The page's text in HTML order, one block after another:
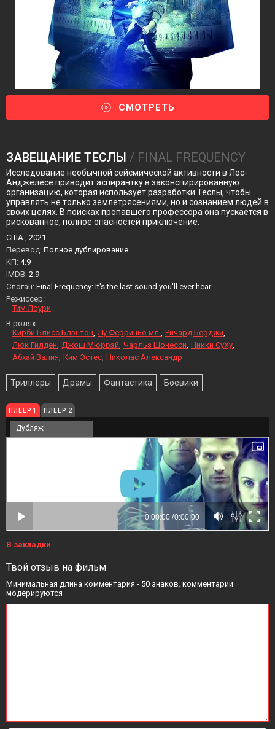
СМОТРЕТЬ
ЗАВЕЩАНИЕ ТЕСЛЫ / FINAL FREQUENCY
Исследование необычной сейсмической активности в Лос-
Анджелесе приводит аспирантку в законспирированную
организацию, которая использует разработки Теслы, чтобы
управлять не только землетрясениями, но и сознанием людей в
своих целях. В поисках пропавшего профессора она пускается в
рискованное, полное опасностей приключение.
США , 2021
Перевод: Полное дублирование
KП: 4.9
IMDB: 2.9
Слоган: Final Frequency: It's the last sound you'll ever hear.
Режиссер:
Тим Лоури
В ролях:
Кирби Блисс Блэнтон Лу Ферриньо мл. Ричард Берджи
Люк Гилден Джош Мюррэй Чарльз Шонесси Никки СуХу
Абхай Валия Ким Эстес Николас Александр
Триллеры Драмы Фантастика Боевики
ПЛЕЕР 1 ПЛЕЕР 2
Дубляж
В закладки
Твой отзыв на фильм
Минимальная длина комментария - 50 знаков. комментарии
модерируются